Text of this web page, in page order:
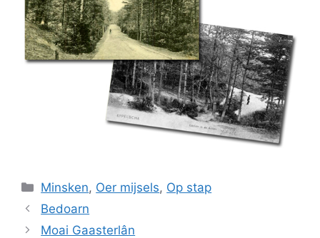
Categories
Minsken, Oer mijsels, Op stap
Bedoarn
Moai Gaasterlân